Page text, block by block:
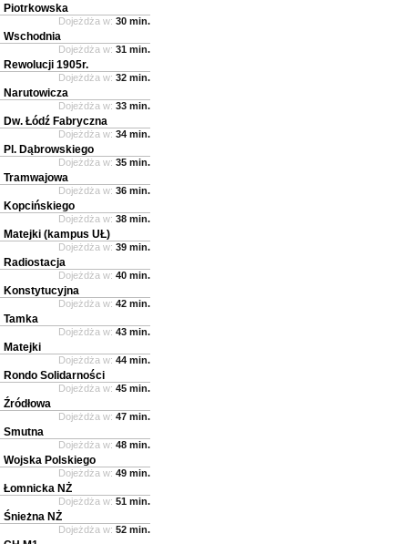
Piotrkowska
Dojeżdża w: 30 min.
Wschodnia
Dojeżdża w: 31 min.
Rewolucji 1905r.
Dojeżdża w: 32 min.
Narutowicza
Dojeżdża w: 33 min.
Dw. Łódź Fabryczna
Dojeżdża w: 34 min.
Pl. Dąbrowskiego
Dojeżdża w: 35 min.
Tramwajowa
Dojeżdża w: 36 min.
Kopcińskiego
Dojeżdża w: 38 min.
Matejki (kampus UŁ)
Dojeżdża w: 39 min.
Radiostacja
Dojeżdża w: 40 min.
Konstytucyjna
Dojeżdża w: 42 min.
Tamka
Dojeżdża w: 43 min.
Matejki
Dojeżdża w: 44 min.
Rondo Solidarności
Dojeżdża w: 45 min.
Źródłowa
Dojeżdża w: 47 min.
Smutna
Dojeżdża w: 48 min.
Wojska Polskiego
Dojeżdża w: 49 min.
Łomnicka NŻ
Dojeżdża w: 51 min.
Śnieżna NŻ
Dojeżdża w: 52 min.